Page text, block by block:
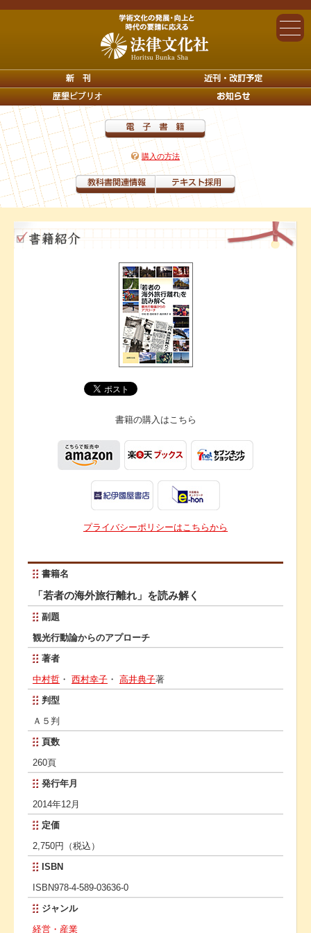
購入の方法
書籍の購入はこちら
プライバシーポリシーはこちらから
書籍名
「若者の海外旅行離れ」を読み解く
副題
観光行動論からのアプローチ
著者
中村哲 ・ 西村幸子 ・ 高井典子著
判型
Ａ５判
頁数
260頁
発行年月
2014年12月
定価
2,750円（税込）
ISBN
ISBN978-4-589-03636-0
ジャンル
経営・産業